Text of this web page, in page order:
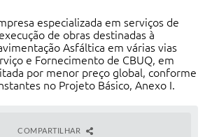
especializada em serviços de
de obras destinadas à
Asfáltica em várias vias
e Fornecimento de CBUQ, em
por menor preço global, conforme
no Projeto Básico, Anexo I.
COMPARTILHAR